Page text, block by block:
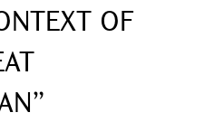
OF